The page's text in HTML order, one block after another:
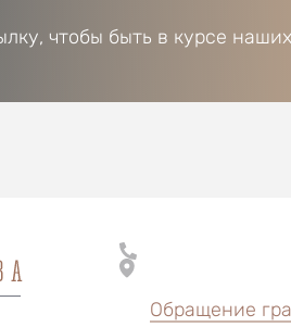
чтобы быть в курсе
Обращение